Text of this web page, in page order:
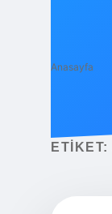
Anasayfa
ETIKET: